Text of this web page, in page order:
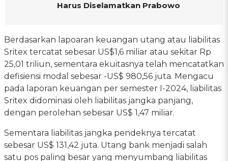
Harus Diselamatkan Prabowo
Berdasarkan lapoaran keuangan utang atau liabilitas
Sritex tercatat sebesar US$1,6 miliar atau sekitar Rp
25,01 triliun, sementara ekuitasnya telah mencatatkan
defisiensi modal sebesar -US$ 980,56 juta. Mengacu
pada laporan keuangan per semester I-2024, liabilitas
Sritex didominasi oleh liabilitas jangka panjang,
dengan perolehan sebesar US$ 1,47 miliar.
Sementara liabilitas jangka pendeknya tercatat
sebesar US$ 131,42 juta. Utang bank menjadi salah
satu pos paling besar yang menyumbang liabilitas